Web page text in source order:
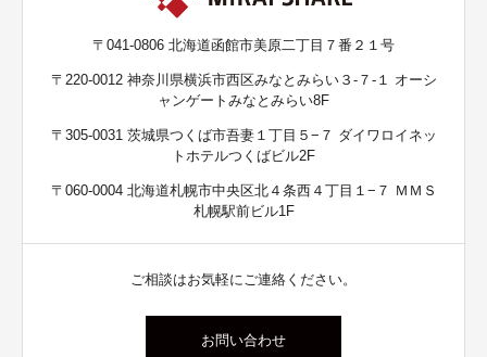
〒041-0806 北海道函館市美原二丁目７番２１号
〒220-0012 神奈川県横浜市西区みなとみらい３-７-１ オーシ
ャンゲートみなとみらい8F
〒305-0031 茨城県つくば市吾妻１丁目５−７ ダイワロイネッ
トホテルつくばビル2F
〒060-0004 北海道札幌市中央区北４条西４丁目１−７ ＭＭＳ
札幌駅前ビル1F
ご相談はお気軽にご連絡ください。
お問い合わせ